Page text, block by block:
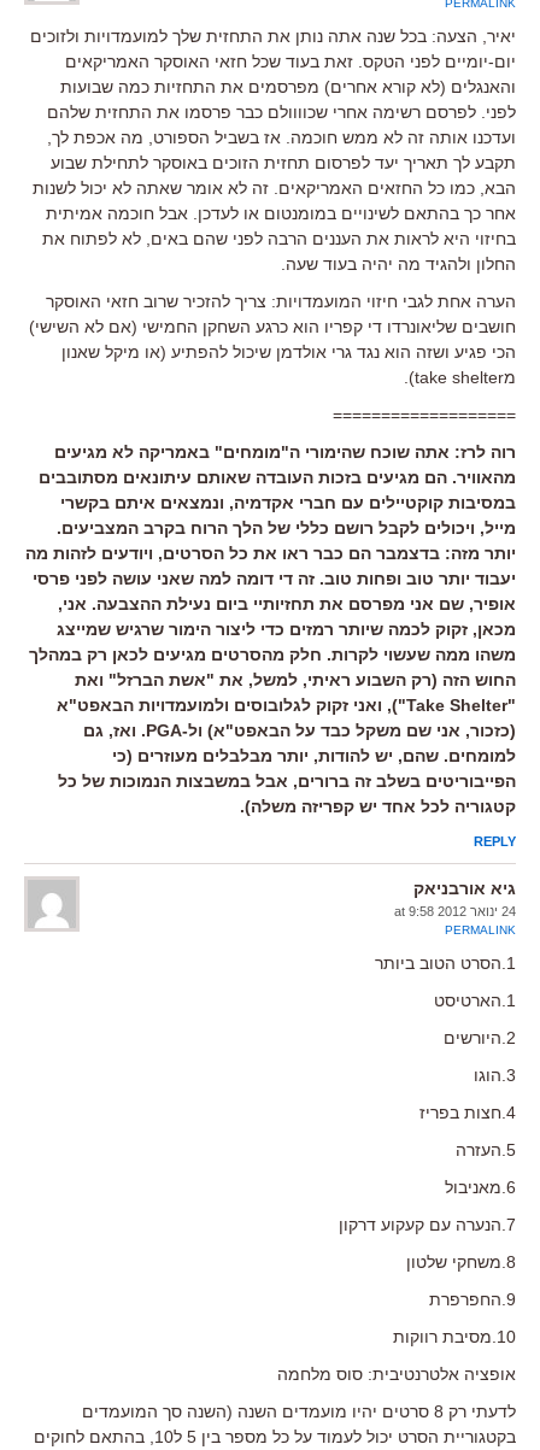
PERMALINK
יאיר, הצעה: בכל שנה אתה נותן את התחזית שלך למועמדויות ולזוכים
יום-יומיים לפני הטקס. זאת בעוד שכל חזאי האוסקר האמריקאים
והאנגלים (לא קורא אחרים) מפרסמים את התחזיות כמה שבועות
לפני. לפרסם רשימה אחרי שכוווולם כבר פרסמו את התחזית שלהם
ועדכנו אותה זה לא ממש חוכמה. אז בשביל הספורט, מה אכפת לך,
תקבע לך תאריך יעד לפרסום תחזית הזוכים באוסקר לתחילת שבוע
הבא, כמו כל החזאים האמריקאים. זה לא אומר שאתה לא יכול לשנות
אחר כך בהתאם לשינויים במומנטום או לעדכן. אבל חוכמה אמיתית
בחיזוי היא לראות את העננים הרבה לפני שהם באים, לא לפתוח את
החלון ולהגיד מה יהיה בעוד שעה.
הערה אחת לגבי חיזוי המועמדויות: צריך להזכיר שרוב חזאי האוסקר
חושבים שליאונרדו די קפריו הוא כרגע השחקן החמישי (אם לא השישי)
הכי פגיע ושזה הוא נגד גרי אולדמן שיכול להפתיע (או מיקל שאנון
מtake shelter).
===================
רוה לרז: אתה שוכח שהימורי ה"מומחים" באמריקה לא מגיעים
מהאוויר. הם מגיעים בזכות העובדה שאותם עיתונאים מסתובבים
במסיבות קוקטיילים עם חברי אקדמיה, ונמצאים איתם בקשרי
מייל, ויכולים לקבל רושם כללי של הלך הרוח בקרב המצביעים.
יותר מזה: בדצמבר הם כבר ראו את כל הסרטים, ויודעים לזהות מה
יעבוד יותר טוב ופחות טוב. זה די דומה למה שאני עושה לפני פרסי
אופיר, שם אני מפרסם את תחזיותיי ביום נעילת ההצבעה. אני,
מכאן, זקוק לכמה שיותר רמזים כדי ליצור הימור שרגיש שמייצג
משהו ממה שעשוי לקרות. חלק מהסרטים מגיעים לכאן רק במהלך
החוש הזה (רק השבוע ראיתי, למשל, את "אשת הברזל" ואת
"Take Shelter"), ואני זקוק לגלובוסים ולמועמדויות הבאפט"א
(כזכור, אני שם משקל כבד על הבאפט"א) ול-PGA. ואז, גם
למומחים. שהם, יש להודות, יותר מבלבלים מעוזרים (כי
הפייבוריטים בשלב זה ברורים, אבל במשבצות הנמוכות של כל
קטגוריה לכל אחד יש קפריזה משלה).
REPLY
גיא אורבניאק
24 ינואר 2012 at 9:58
PERMALINK
1.הסרט הטוב ביותר
1.הארטיסט
2.היורשים
3.הוגו
4.חצות בפריז
5.העזרה
6.מאניבול
7.הנערה עם קעקוע דרקון
8.משחקי שלטון
9.החפרפרת
10.מסיבת רווקות
אופציה אלטרנטיבית: סוס מלחמה
לדעתי רק 8 סרטים יהיו מועמדים השנה (השנה סך המועמדים
בקטגוריית הסרט יכול לעמוד על כל מספר בין 5 ל10, בהתאם לחוקים